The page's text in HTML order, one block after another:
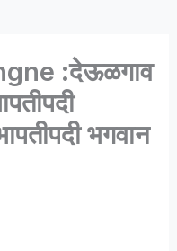
:देऊळगाव
भगवान